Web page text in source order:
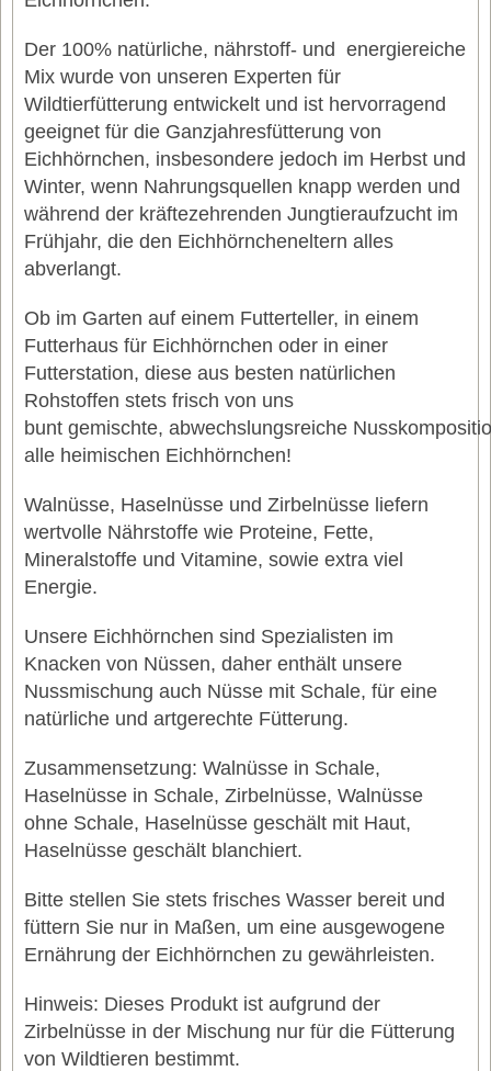
Der 100% natürliche, nährstoff- und energiereiche
Mix wurde von unseren Experten für
Wildtierfütterung entwickelt und ist hervorragend
geeignet für die Ganzjahresfütterung von
Eichhörnchen, insbesondere jedoch im Herbst und
Winter, wenn Nahrungsquellen knapp werden und
während der kräftezehrenden Jungtieraufzucht im
Frühjahr, die den Eichhörncheneltern alles
abverlangt.
Ob im Garten auf einem Futterteller, in einem
Futterhaus für Eichhörnchen oder in einer
Futterstation, diese aus besten natürlichen
Rohstoffen stets frisch von uns
bunt gemischte, abwechslungsreiche
alle heimischen Eichhörnchen!
Walnüsse, Haselnüsse und Zirbelnüsse liefern
wertvolle Nährstoffe wie Proteine, Fette,
Mineralstoffe und Vitamine, sowie extra viel
Energie.
Unsere Eichhörnchen sind Spezialisten im
Knacken von Nüssen, daher enthält unsere
Nussmischung auch Nüsse mit Schale, für eine
natürliche und artgerechte Fütterung.
Zusammensetzung: Walnüsse in Schale,
Haselnüsse in Schale, Zirbelnüsse, Walnüsse
ohne Schale, Haselnüsse geschält mit Haut,
Haselnüsse geschält blanchiert.
Bitte stellen Sie stets frisches Wasser bereit und
füttern Sie nur in Maßen, um eine ausgewogene
Ernährung der Eichhörnchen zu gewährleisten.
Hinweis: Dieses Produkt ist aufgrund der
Zirbelnüsse in der Mischung nur für die Fütterung
von Wildtieren bestimmt.